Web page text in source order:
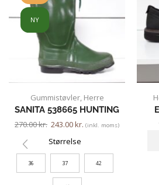
NY
Gummistøvler, Herre
SANITA 538665 HUNTING
270.00kr. 243.00kr. (inkl. moms)
Størrelse
36 37 42